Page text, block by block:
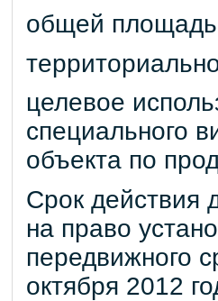
общей
целевое
специального
объекта по
Срок действия
на право
передвижного
октября 2012